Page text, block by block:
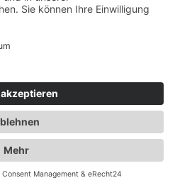
Projekt
schicken.
Datenschutz
AGB